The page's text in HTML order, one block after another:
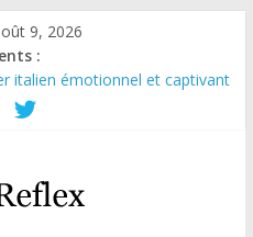
9, 2026
:
italien émotionnel et captivant
série suédoise sur Netflix
d’un film érotique devenu
avec Takeru Satō
qui séduira les fans de